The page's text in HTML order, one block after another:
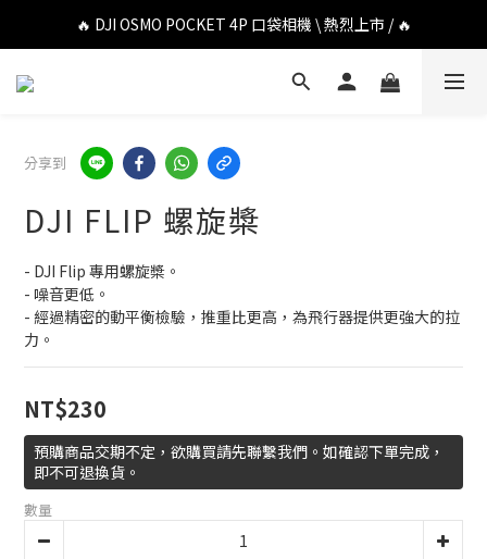
🔥 DJI OSMO POCKET 4P 口袋相機 \ 熱烈上市 / 🔥
🔥 DJI OSMO POCKET 4P 口袋相機 \ 熱烈上市 / 🔥
🔥 Insta360 Luna Ultra 雲台相機 \ 熱烈上市 / 🔥
🔥 DJI OSMO POCKET 4P 口袋相機 \ 熱烈上市 / 🔥
分享到
DJI FLIP 螺旋槳
- DJI Flip 專用螺旋槳。
- 噪音更低。
- 經過精密的動平衡檢驗，推重比更高，為飛行器提供更強大的拉
力。
NT$230
預購商品交期不定，欲購買請先聯繫我們。如確認下單完成，
即不可退換貨。
數量